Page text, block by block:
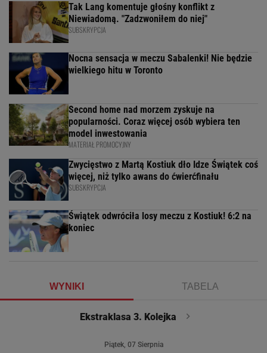
Tak Lang komentuje głośny konflikt z
Niewiadomą. "Zadzwoniłem do niej"
SUBSKRYPCJA
Nocna sensacja w meczu Sabalenki! Nie będzie
wielkiego hitu w Toronto
Second home nad morzem zyskuje na
popularności. Coraz więcej osób wybiera ten
model inwestowania
MATERIAŁ PROMOCYJNY
Zwycięstwo z Martą Kostiuk dło Idze Świątek coś
więcej, niż tylko awans do ćwierćfinału
SUBSKRYPCJA
Świątek odwróciła losy meczu z Kostiuk! 6:2 na
koniec
WYNIKI TABELA
Ekstraklasa 3. Kolejka
Piątek, 07 Sierpnia